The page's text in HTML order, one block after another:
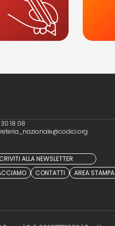
18 08
ALLA NEWSLETTER
CONTATTI AREA STAMPA